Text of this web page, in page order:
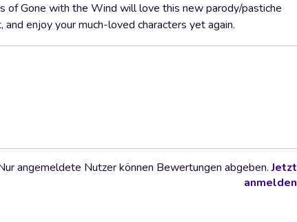
of Gone with the Wind will love this new parody/pastiche
enjoy your much-loved characters yet again.
angemeldete Nutzer können Bewertungen abgeben.Jetzt
anmelden